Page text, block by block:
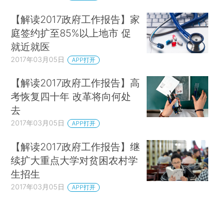
【解读2017政府工作报告】家
庭签约扩至85%以上地市 促
就近就医
2017年03月05日 APP打开
【解读2017政府工作报告】高
考恢复四十年 改革将向何处
去
2017年03月05日 APP打开
【解读2017政府工作报告】继
续扩大重点大学对贫困农村学
生招生
2017年03月05日 APP打开